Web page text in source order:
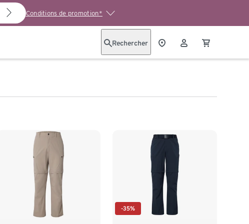
Conditions de promotion*
Rechercher
-35%